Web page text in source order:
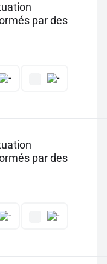
par des
par des